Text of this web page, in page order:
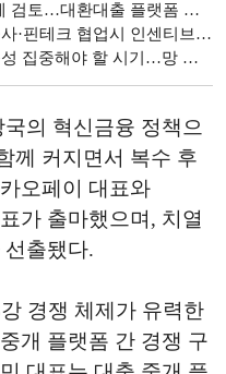
출 플랫폼 충분히 논의 후 진행"
테크 협업시 인센티브 검토”
시기…망 분리 등 규제 완화 필요”
의 혁신금융 정책으
께 커지면서 복수 후
오페이 대표와
가 출마했으며, 치열
출됐다.
경쟁 체제가 유력한
개 플랫폼 간 경쟁 구